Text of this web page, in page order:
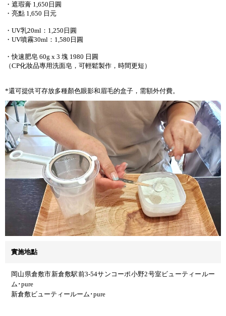
・遮瑕膏 1,650日圓
・亮點 1,650 日元
・UV乳20ml：1,250日圓
・UV噴霧30ml：1,580日圓
・快速肥皂 60g x 3 塊 1980 日圓
（CP化妝品專用洗面皂，可輕鬆製作，時間更短）
*還可提供可存放多種顏色眼影和眉毛的盒子，需額外付費。
實施地點
岡山県倉敷市新倉敷駅前3-54サンコーポ小野2号室ビューティールー
ム･pure
新倉敷ビューティールーム･pure